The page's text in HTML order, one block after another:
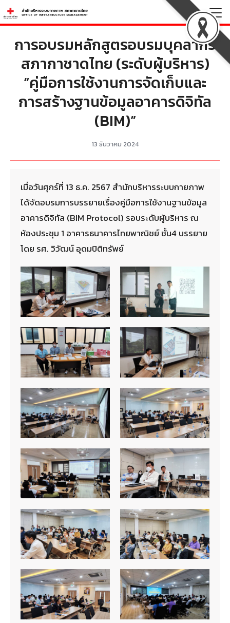
Skip
to
การอบรมหลักสูตรอบรมบุคลากร
สภากาชาดไทย (ระดับผู้บริหาร)
“คู่มือการใช้งานการจัดเก็บและ
การสร้างฐานข้อมูลอาคารดิจิทัล
(BIM)”
13 ธันวาคม 2024
เมื่อวันศุกร์ที่ 13 ธ.ค. 2567 สำนักบริหารระบบกายภาพ
ได้จัดอบรมการบรรยายเรื่องคู่มือการใช้งานฐานข้อมูล
อาคารดิจิทัล (BIM Protocol) รอบระดับผู้บริหาร ณ
ห้องประชุม 1 อาคารธนาคารไทยพาณิชย์ ชั้น4 บรรยาย
โดย รศ. วิวัฒน์ อุดมปิติทรัพย์